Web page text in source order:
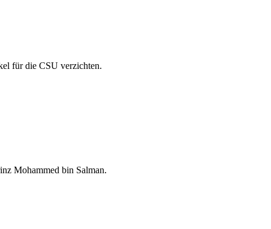
für die CSU verzichten.
Mohammed bin Salman.